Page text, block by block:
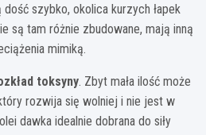
szybko, okolica kurzych łapek
są tam różnie zbudowane, mają inną
mimiką.
toksyny. Zbyt mała ilość może
rozwija się wolniej i nie jest w
dawka idealnie dobrana do siły